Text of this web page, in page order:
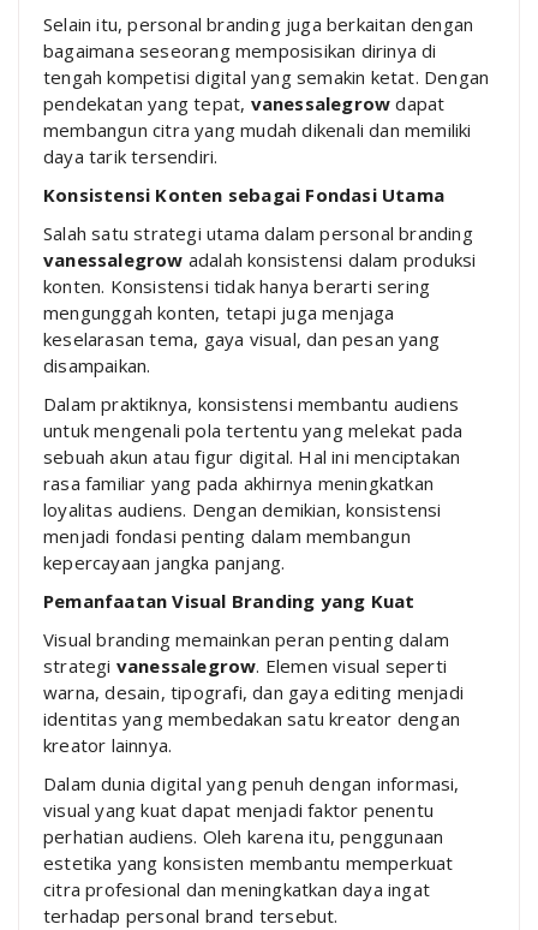
Selain itu, personal branding juga berkaitan dengan
bagaimana seseorang memposisikan dirinya di
tengah kompetisi digital yang semakin ketat. Dengan
pendekatan yang tepat, vanessalegrow dapat
membangun citra yang mudah dikenali dan memiliki
daya tarik tersendiri.
Konsistensi Konten sebagai Fondasi Utama
Salah satu strategi utama dalam personal branding
vanessalegrow adalah konsistensi dalam produksi
konten. Konsistensi tidak hanya berarti sering
mengunggah konten, tetapi juga menjaga
keselarasan tema, gaya visual, dan pesan yang
disampaikan.
Dalam praktiknya, konsistensi membantu audiens
untuk mengenali pola tertentu yang melekat pada
sebuah akun atau figur digital. Hal ini menciptakan
rasa familiar yang pada akhirnya meningkatkan
loyalitas audiens. Dengan demikian, konsistensi
menjadi fondasi penting dalam membangun
kepercayaan jangka panjang.
Pemanfaatan Visual Branding yang Kuat
Visual branding memainkan peran penting dalam
strategi vanessalegrow. Elemen visual seperti
warna, desain, tipografi, dan gaya editing menjadi
identitas yang membedakan satu kreator dengan
kreator lainnya.
Dalam dunia digital yang penuh dengan informasi,
visual yang kuat dapat menjadi faktor penentu
perhatian audiens. Oleh karena itu, penggunaan
estetika yang konsisten membantu memperkuat
citra profesional dan meningkatkan daya ingat
terhadap personal brand tersebut.